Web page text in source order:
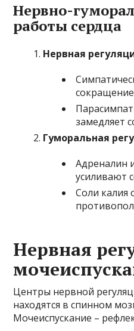
Нервно-
работы сердца
Нервная
замедляет
Гуморальная
Адреналин
усиливают
Соли калия
Нервная
Центры нервной
находятся в спинном
Мочеиспускание –